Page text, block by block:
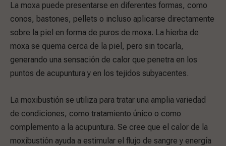
La moxa puede presentarse en diferentes formas, como
conos, bastones, pellets o incluso aplicarse directamente
sobre la piel en forma de puros de moxa. La hierba de
moxa se quema cerca de la piel, pero sin tocarla,
generando una sensación de calor que penetra en los
puntos de acupuntura y en los tejidos subyacentes.
La moxibustión se utiliza para tratar una amplia variedad
de condiciones, como tratamiento único o como
complemento a la acupuntura. Se cree que el calor de la
moxibustión ayuda a estimular el flujo de sangre y energía